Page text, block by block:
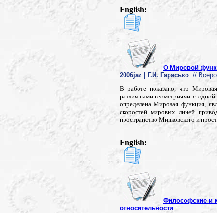
English:
О Мировой
2006jaz | Г.И. Гарасько//
В работе показано, что
различными геометриями с
определена Мировая функция,
скоростей мировых линей
пространство Минковского и
English:
Философские и
относительности